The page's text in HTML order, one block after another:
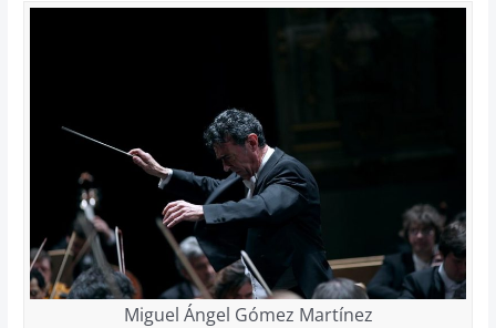
Miguel Ángel Gómez Martínez